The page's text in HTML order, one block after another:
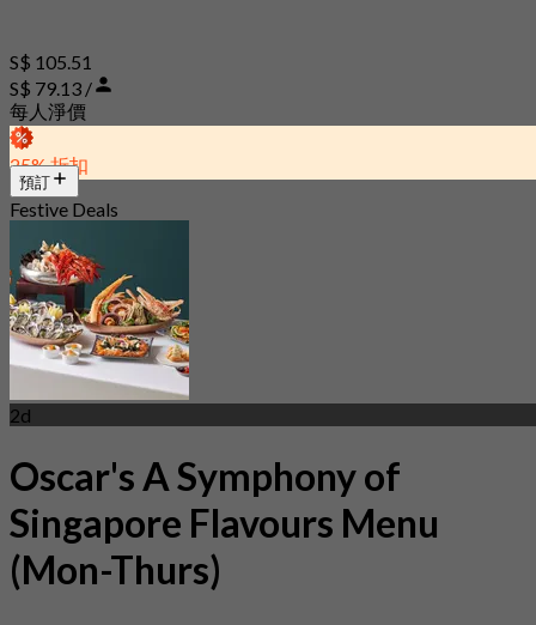
S$ 105.51
S$ 79.13 /
每人淨價
25% 折扣
預訂
Festive Deals
2d
Oscar's A Symphony of
Singapore Flavours Menu
(Mon-Thurs)